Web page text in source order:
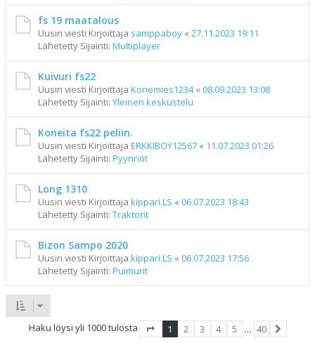
fs 19 maatalous
Uusin viesti Kirjoittaja samppaboy « 27.11.2023 19:11
Lähetetty Sijainti: Multiplayer
Kuivuri fs22
Uusin viesti Kirjoittaja Konemies1234« 08.09.2023 13:08
Lähetetty Sijainti: Yleinen keskustelu
Koneita fs22 peliin.
Uusin viesti Kirjoittaja ERKKIBOY12567 « 11.07.2023 01:26
Lähetetty Sijainti: Pyynnöt
Long 1310
Uusin viesti Kirjoittaja kippari.LS « 06.07.2023 18:43
Lähetetty Sijainti: Traktorit
Bizon Sampo 2020
Uusin viesti Kirjoittaja kippari.LS « 06.07.2023 17:56
Lähetetty Sijainti: Puimurit
Haku löysi yli 1000 tulosta
1 2 3 4 5 … 40